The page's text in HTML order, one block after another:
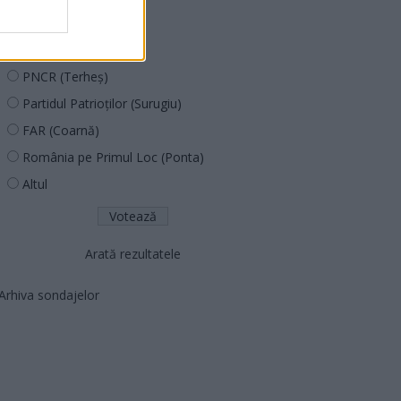
PNCR (Terheș)
Partidul Patrioților (Surugiu)
FAR (Coarnă)
România pe Primul Loc (Ponta)
Altul
Arată rezultatele
sondajelor